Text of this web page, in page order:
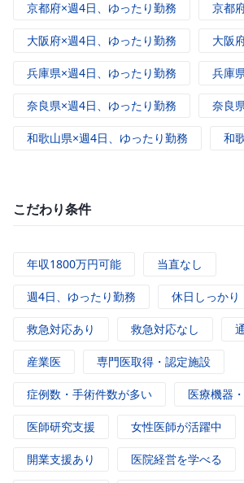
京都府×週4日、ゆったり勤務 京都
大阪府×週4日、ゆったり勤務 大阪
兵庫県×週4日、ゆったり勤務 兵庫
奈良県×週4日、ゆったり勤務 奈良
和歌山県×週4日、ゆったり勤務 和
こだわり条件
年収1800万円可能 当直なし
週4日、ゆったり勤務 休日しっかり
救急対応あり 救急対応なし
産業医 専門医取得・認定施設
症例数・手術件数が多い 医療機器
医師研究支援 女性医師が活躍中
開業支援あり 医院経営を学べる